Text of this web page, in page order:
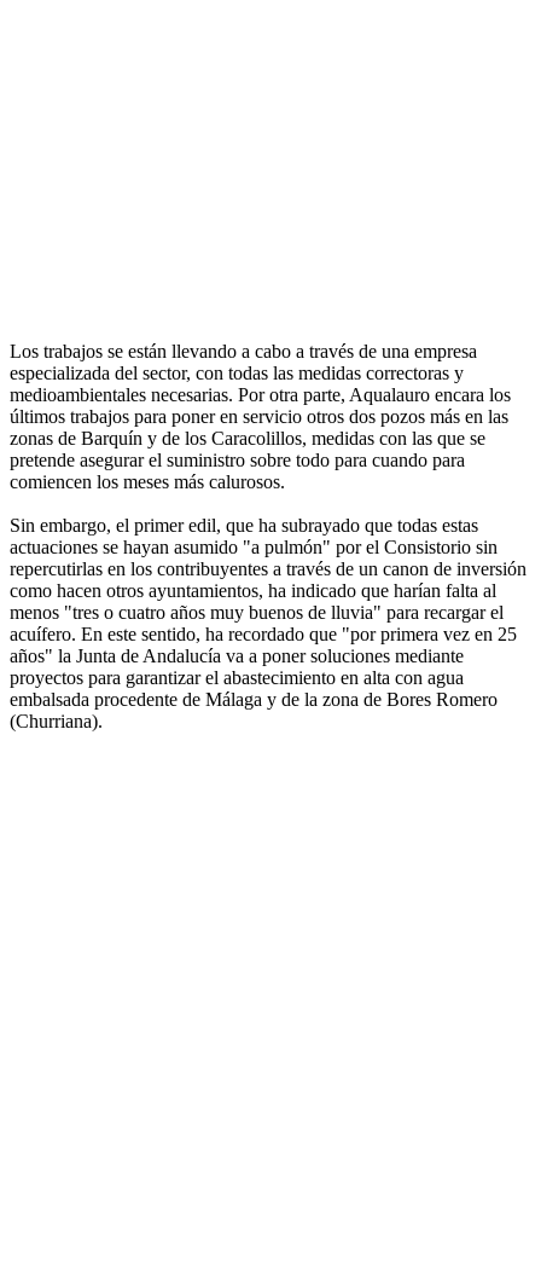
Los trabajos se están llevando a cabo a través de una empresa
especializada del sector, con todas las medidas correctoras y
medioambientales necesarias. Por otra parte, Aqualauro encara los
últimos trabajos para poner en servicio otros dos pozos más en las
zonas de Barquín y de los Caracolillos, medidas con las que se
pretende asegurar el suministro sobre todo para cuando para
comiencen los meses más calurosos.
Sin embargo, el primer edil, que ha subrayado que todas estas
actuaciones se hayan asumido "a pulmón" por el Consistorio sin
repercutirlas en los contribuyentes a través de un canon de inversión
como hacen otros ayuntamientos, ha indicado que harían falta al
menos "tres o cuatro años muy buenos de lluvia" para recargar el
acuífero. En este sentido, ha recordado que "por primera vez en 25
años" la Junta de Andalucía va a poner soluciones mediante
proyectos para garantizar el abastecimiento en alta con agua
embalsada procedente de Málaga y de la zona de Bores Romero
(Churriana).